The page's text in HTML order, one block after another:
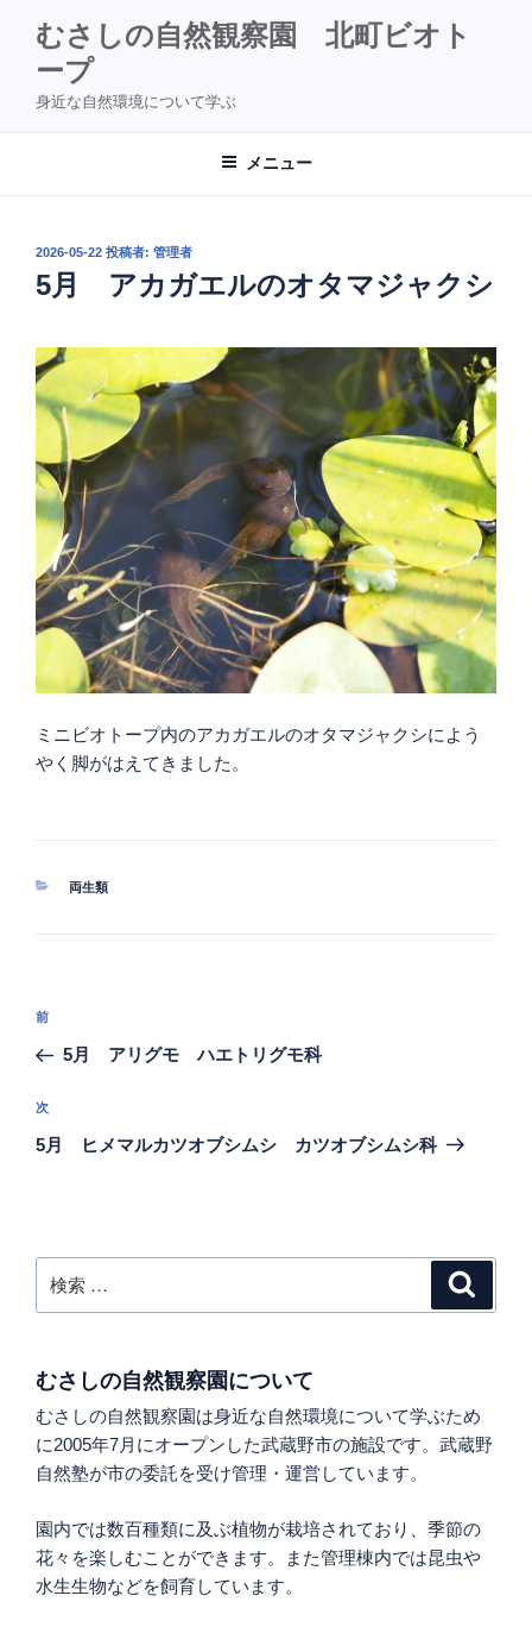
むさしの自然観察園 北町ビオト
ープ
身近な自然環境について学ぶ
メニュー
投
稿
日:
2026-05-22 投稿者: 管理者
5月 アカガエルのオタマジャクシ
ミニビオトープ内のアカガエルのオタマジャクシによう
やく脚がはえてきました。
カ
両生類
投
ナ
ビ
ゲ
ン
過
去
投
稿
前
5月 アリグモ ハエトリグモ科
次
の
次
5月 ヒメマルカツオブシムシ カツオブシムシ科
索:
むさしの自然観察園について
むさしの自然観察園は身近な自然環境について学ぶため
に2005年7月にオープンした武蔵野市の施設です。武蔵野
自然塾が市の委託を受け管理・運営しています。
園内では数百種類に及ぶ植物が栽培されており、季節の
花々を楽しむことができます。また管理棟内では昆虫や
水生生物などを飼育しています。